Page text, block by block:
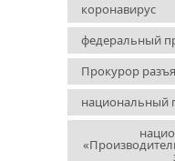
коронавирус
федеральный
Прокурор
национальный